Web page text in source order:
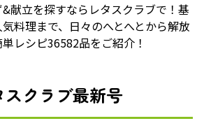
献立を探すならレタスクラブで！基
料理まで、日々のへとへとから解放
レシピ36582品をご紹介！
スクラブ最新号